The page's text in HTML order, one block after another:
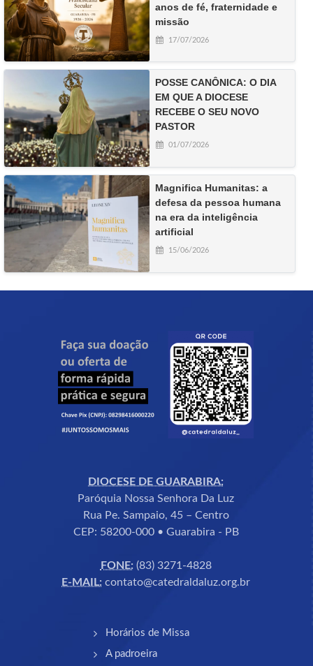
anos de fé, fraternidade e
missão
17/07/2026
POSSE CANÔNICA: O DIA
EM QUE A DIOCESE
RECEBE O SEU NOVO
PASTOR
01/07/2026
Magnifica Humanitas: a
defesa da pessoa humana
na era da inteligência
artificial
15/06/2026
DIOCESE DE GUARABIRA:
Paróquia Nossa Senhora Da Luz
Rua Pe. Sampaio, 45 – Centro
CEP: 58200-000 • Guarabira - PB
FONE:(83) 3271-4828
E-MAIL: contato@catedraldaluz.org.br
Horários de Missa
A padroeira